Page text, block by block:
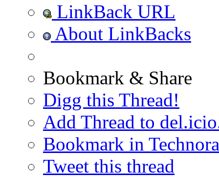
LinkBack URL
About LinkBacks
Bookmark & Share
Digg this Thread!
Add Thread to
Bookmark in
Tweet this thread